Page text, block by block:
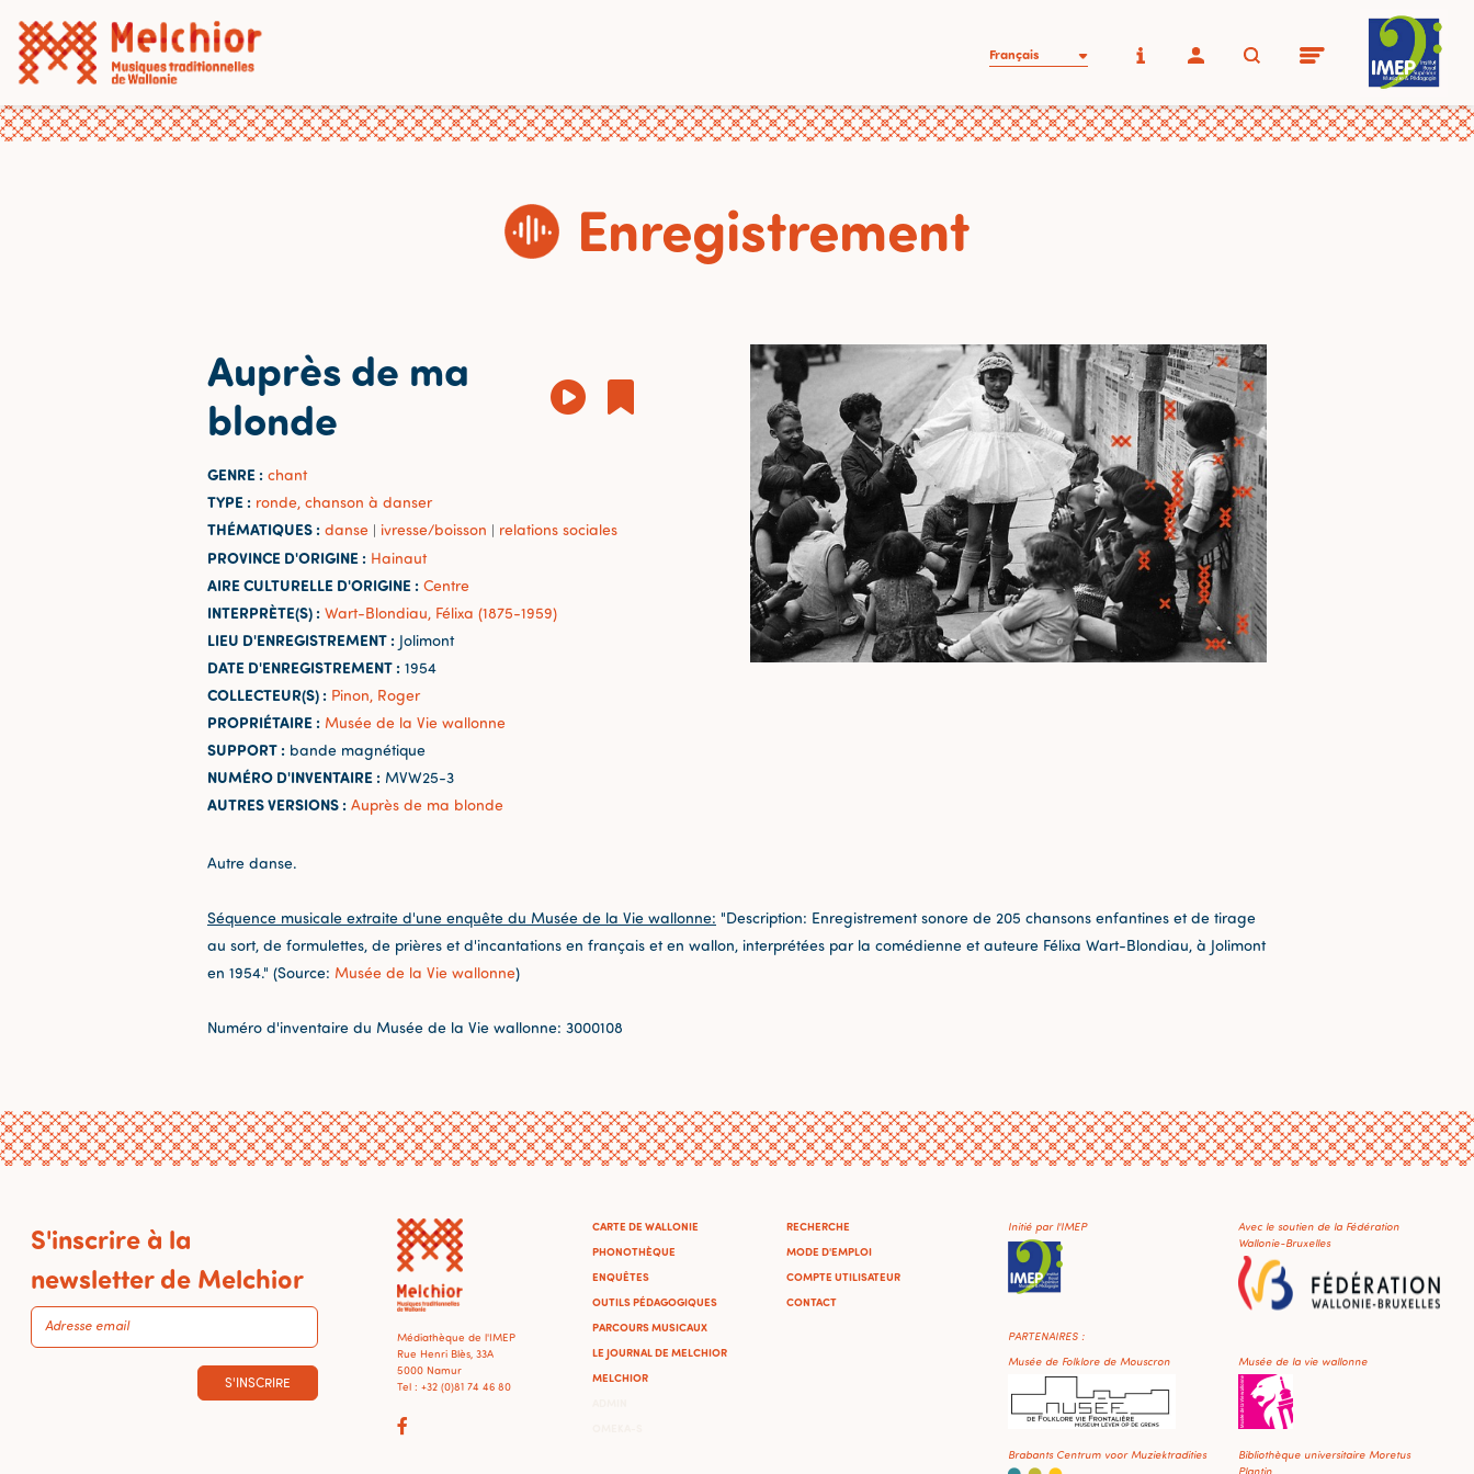
Français
Enregistrement
Auprès de ma
blonde
GENRE : chant
TYPE : ronde, chanson à danser
THÉMATIQUES : danse | ivresse/boisson | relations sociales
PROVINCE D'ORIGINE : Hainaut
AIRE CULTURELLE D'ORIGINE : Centre
INTERPRÈTE(S) : Wart-Blondiau, Félixa (1875-1959)
LIEU D'ENREGISTREMENT : Jolimont
DATE D'ENREGISTREMENT : 1954
COLLECTEUR(S) : Pinon, Roger
PROPRIÉTAIRE : Musée de la Vie wallonne
SUPPORT : bande magnétique
NUMÉRO D'INVENTAIRE : MVW25-3
AUTRES VERSIONS : Auprès de ma blonde
Autre danse.
Séquence musicale extraite d'une enquête du Musée de la Vie wallonne: "Description: Enregistrement sonore de 205 chansons enfantines et de tirage
au sort, de formulettes, de prières et d'incantations en français et en wallon, interprétées par la comédienne et auteure Félixa Wart-Blondiau, à Jolimont
en 1954." (Source: Musée de la Vie wallonne)
Numéro d'inventaire du Musée de la Vie wallonne: 3000108
S'inscrire à la
newsletter de Melchior
S'INSCRIRE
Médiathèque de l'IMEP
Rue Henri Blès, 33A
5000 Namur
Tel : +32 (0)81 74 46 80
CARTE DE WALLONIE
PHONOTHÈQUE
ENQUÊTES
OUTILS PÉDAGOGIQUES
PARCOURS MUSICAUX
LE JOURNAL DE MELCHIOR
MELCHIOR
RECHERCHE
MODE D'EMPLOI
COMPTE UTILISATEUR
CONTACT
Initié par l'IMEP
Avec le soutien de la Fédération
Wallonie-Bruxelles
PARTENAIRES :
Musée de Folklore de Mouscron
Musée de la vie wallonne
Brabants Centrum voor Muziektradities
Bibliothèque universitaire Moretus
Plantin